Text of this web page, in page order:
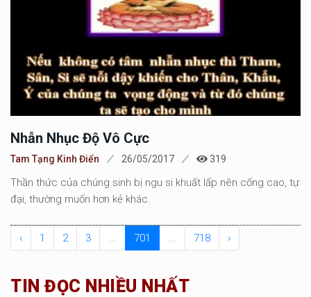
Nhẫn Nhục Độ Vô Cực
Tam Tạng Kinh Điển 26/05/2017 319
Thần thức của chúng sinh bị ngu si khuất lấp nên cống cao, tự
đại, thường muốn hơn kẻ khác.
‹ 1 2 3 ... 701 ... 718 ›
TIN ĐỌC NHIỀU NHẤT